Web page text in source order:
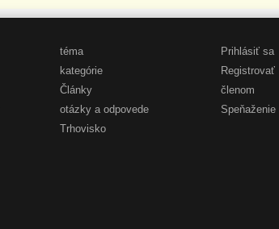
téma
kategórie
Články
otázky a odpovede
Trhovisko
Prihlásiť sa
Registrovať
členom
Speňaženie